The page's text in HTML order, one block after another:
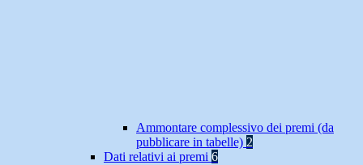
Ammontare complessivo dei premi (da
pubblicare in tabelle) 2
Dati relativi ai premi 6